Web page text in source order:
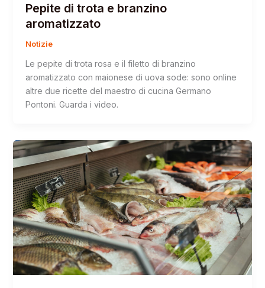
Pepite di trota e branzino
aromatizzato
Notizie
Le pepite di trota rosa e il filetto di branzino
aromatizzato con maionese di uova sode: sono online
altre due ricette del maestro di cucina Germano
Pontoni. Guarda i video.